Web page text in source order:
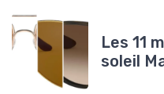
Les 11
soleil